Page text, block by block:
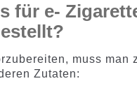
für e-
muss man
Zutaten: